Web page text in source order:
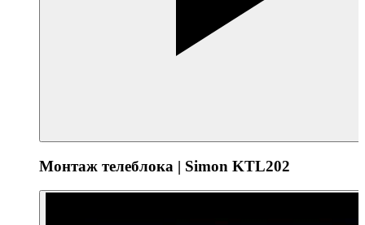
Монтаж телеблока | Simon KTL202